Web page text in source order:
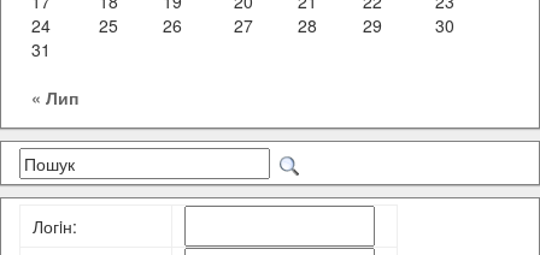
24
25 26 27 28 29
30
31
« Лип
Логiн: